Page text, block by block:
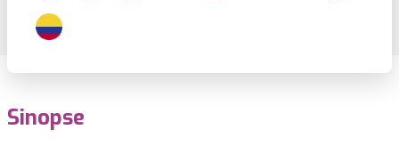
Sinopse